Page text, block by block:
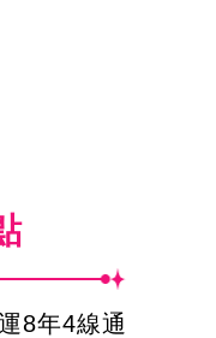
8年4線通